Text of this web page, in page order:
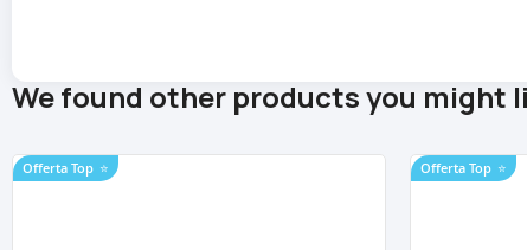
We found other products you might
Offerta Top ⭐ Offerta Top ⭐